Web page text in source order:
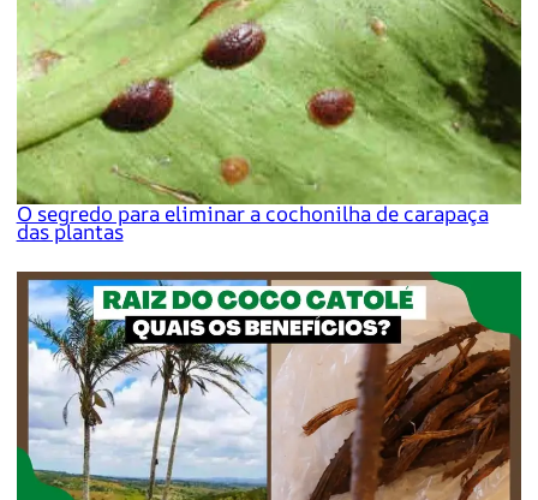
O segredo para eliminar a cochonilha de carapaça
das plantas